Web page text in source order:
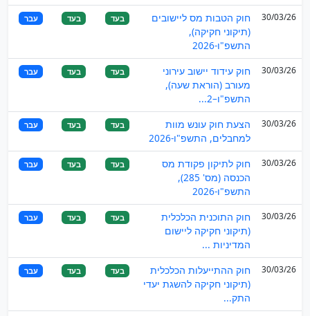
30/03/26
חוק הטבות מס ליישובים
(תיקוני חקיקה),
התשפ"ו-2026
בעד בעד עבר
30/03/26
חוק עידוד יישוב עירוני
מעורב (הוראת שעה),
התשפ"ו–2...
בעד בעד עבר
30/03/26
הצעת חוק עונש מוות
למחבלים, התשפ"ו-2026
בעד בעד עבר
30/03/26
חוק לתיקון פקודת מס
הכנסה (מס' 285),
התשפ"ו-2026
בעד בעד עבר
30/03/26
חוק התוכנית הכלכלית
(תיקוני חקיקה ליישום
המדיניות ...
בעד בעד עבר
30/03/26
חוק ההתייעלות הכלכלית
(תיקוני חקיקה להשגת יעדי
התק...
בעד בעד עבר